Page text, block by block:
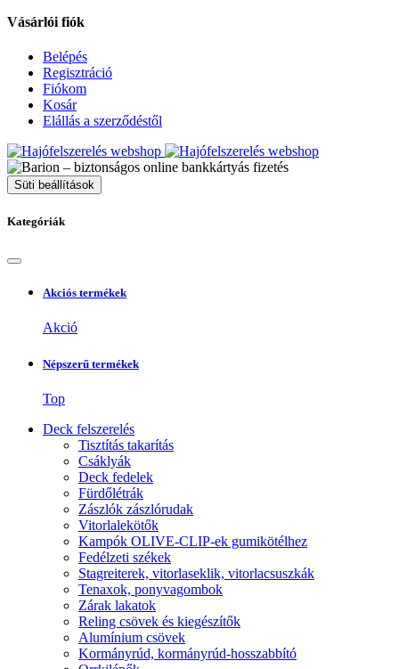
Vásárlói fiók
Belépés
Regisztráció
Fiókom
Kosár
Elállás a szerződéstől
Süti beállítások
Kategóriák
Akciós termékek
Akció
Népszerű termékek
Top
Deck felszerelés
Tisztítás takarítás
Csáklyák
Deck fedelek
Fürdőlétrák
Zászlók zászlórudak
Vitorlalekötők
Kampók OLIVE-CLIP-ek gumikötélhez
Fedélzeti székek
Stagreiterek, vitorlaseklik, vitorlacsuszkák
Tenaxok, ponyvagombok
Zárak lakatok
Reling csövek és kiegészítők
Alumínium csövek
Kormányrúd, kormányrúd-hosszabbító